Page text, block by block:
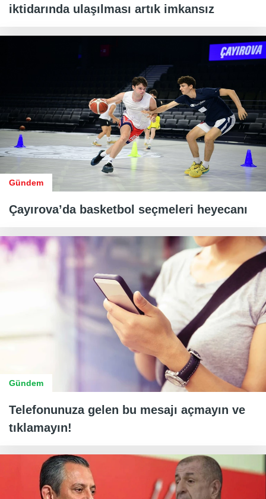
iktidarında ulaşılması artık imkansız
Gündem
Çayırova’da basketbol seçmeleri heyecanı
Gündem
Telefonunuza gelen bu mesajı açmayın ve
tıklamayın!